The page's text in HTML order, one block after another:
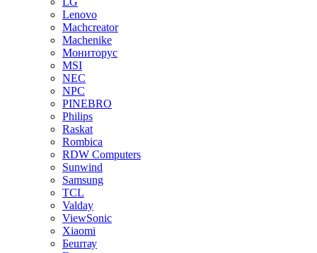
Lenovo
Machcreator
Machenike
Мониторус
MSI
NEC
NPC
PINEBRO
Philips
Raskat
Rombica
RDW Computers
Sunwind
Samsung
TCL
Valday
ViewSonic
Xiaomi
Бештау